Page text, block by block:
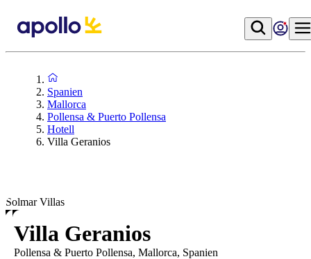
Spanien
Mallorca
Pollensa & Puerto Pollensa
Hotell
Villa Geranios
Solmar Villas
Villa Geranios
Pollensa & Puerto Pollensa, Mallorca, Spanien